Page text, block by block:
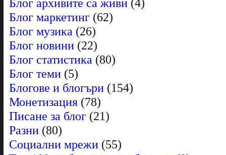
Блог архивите са живи (4)
Блог маркетинг (62)
Блог музика (26)
Блог новини (22)
Блог статистика (80)
Блог теми (5)
Блогове и блогъри (154)
Монетизация (78)
Писане за блог (21)
Разни (80)
Социални мрежи (55)